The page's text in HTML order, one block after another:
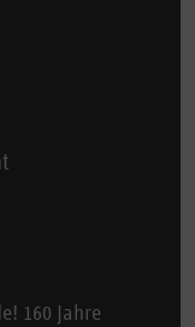
160 Jahre